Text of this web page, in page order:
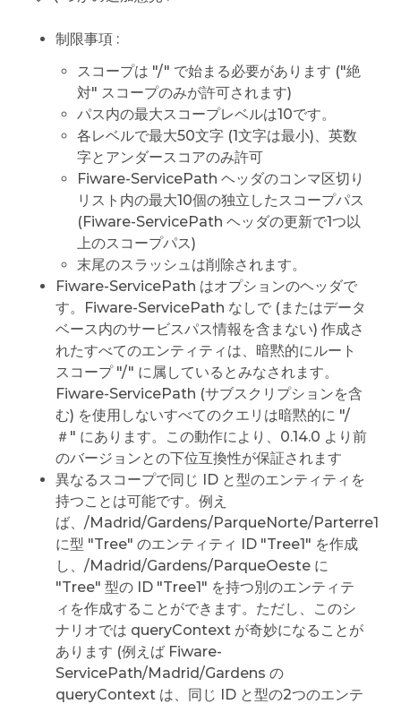
制限事項 :
スコープは "/" で始まる必要があります ("絶
対" スコープのみが許可されます)
パス内の最大スコープレベルは10です。
各レベルで最大50文字 (1文字は最小)、英数
字とアンダースコアのみ許可
Fiware-ServicePath ヘッダのコンマ区切り
リスト内の最大10個の独立したスコープパス
(Fiware-ServicePath ヘッダの更新で1つ以
上のスコープパス)
末尾のスラッシュは削除されます。
Fiware-ServicePath はオプションのヘッダで
す。Fiware-ServicePath なしで (またはデータ
ベース内のサービスパス情報を含まない) 作成さ
れたすべてのエンティティは、暗黙的にルート
スコープ "/" に属しているとみなされます。
Fiware-ServicePath (サブスクリプションを含
む) を使用しないすべてのクエリは暗黙的に "/
＃" にあります。この動作により、0.14.0 より前
のバージョンとの下位互換性が保証されます
異なるスコープで同じ ID と型のエンティティを
持つことは可能です。例え
ば、/Madrid/Gardens/ParqueNorte/Parterre1
に型 "Tree" のエンティティ ID "Tree1" を作成
し、/Madrid/Gardens/ParqueOeste に
"Tree" 型の ID "Tree1" を持つ別のエンティテ
ィを作成することができます。ただし、このシ
ナリオでは queryContext が奇妙になることが
あります (例えば Fiware-
ServicePath/Madrid/Gardens の
queryContext は、同じ ID と型の2つのエンテ